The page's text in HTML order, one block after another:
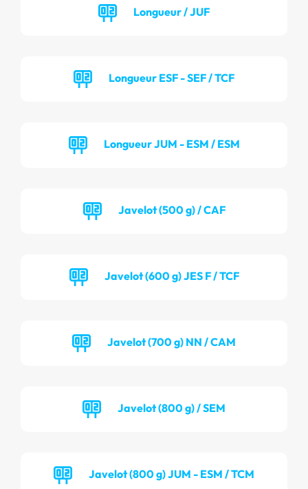
Longueur / JUF
Longueur ESF - SEF / TCF
Longueur JUM - ESM / ESM
Javelot (500 g) / CAF
Javelot (600 g) JES F / TCF
Javelot (700 g) NN / CAM
Javelot (800 g) / SEM
Javelot (800 g) JUM - ESM / TCM